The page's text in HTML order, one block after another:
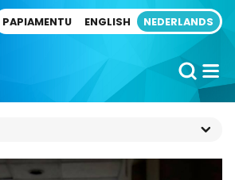
PAPIAMENTU ENGLISH NEDERLANDS